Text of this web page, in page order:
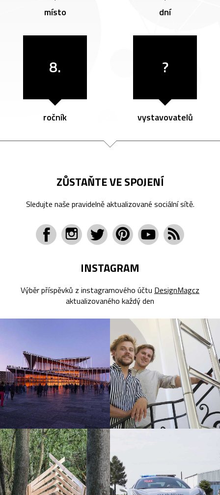
místo dní
8.
ročník
?
vystavovatelů
ZŮSTAŇTE VE SPOJENÍ
Sledujte naše pravidelně aktualizované sociální sítě.
INSTAGRAM
Výběr příspěvků z instagramového účtu DesignMagcz
aktualizovaného každý den